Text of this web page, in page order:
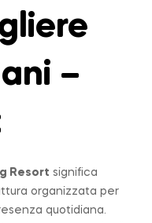
–
Resort significa
organizzata per
quotidiana.